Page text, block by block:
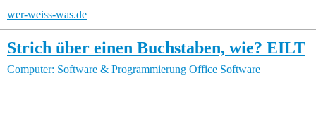
wer-weiss-was.de
Strich über einen Buchstaben, wie? EILT
Computer: Software & Programmierung Office Software